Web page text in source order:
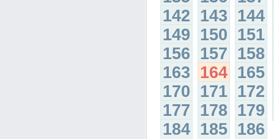
142 143 144
149 150 151
156 157 158
163 164 165
170 171 172
177 178 179
184 185 186